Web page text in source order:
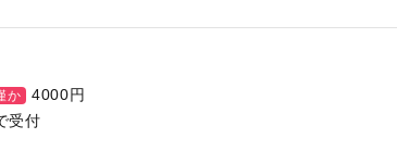
か 4000円
受付